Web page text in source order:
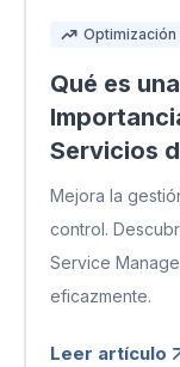
Optimización
Qué es
Servicios
Mejora la
control.
Service
eficazmente.
Leer artículo